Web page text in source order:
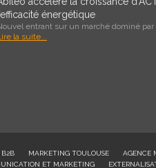
l’efficacité énergétique
entrant sur un marché dominé
la suite...
B2B MARKETING TOULOUSE
AGENCE
ET MARKETING